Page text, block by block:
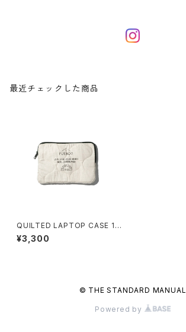
最近チェックした商品
QUILTED LAPTOP CASE 1
3"
¥3,300
© THE STANDARD MANUAL
Powered by